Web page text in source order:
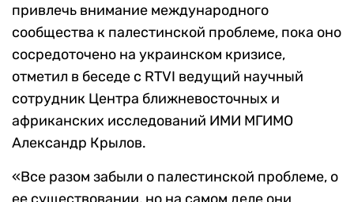
привлечь внимание международного
сообщества к палестинской проблеме, пока оно
сосредоточено на украинском кризисе,
отметил в беседе с RTVI ведущий научный
сотрудник Центра ближневосточных и
африканских исследований ИМИ МГИМО
Александр Крылов.
«Все разом забыли о палестинской проблеме, о